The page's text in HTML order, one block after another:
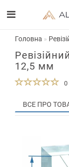
Головна
12,5 мм
0
ВСЕ ПРО